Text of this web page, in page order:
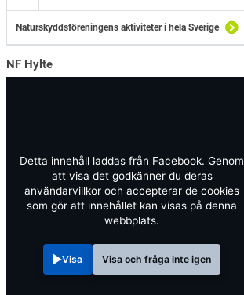
Naturskyddsföreningens aktiviteter i hela Sverige
NF Hylte
Detta innehåll laddas från Facebook. Genom
att visa det godkänner du deras
användarvillkor och accepterar de cookies
som gör att innehållet kan visas på denna
webbplats.
Visa Visa och fråga inte igen